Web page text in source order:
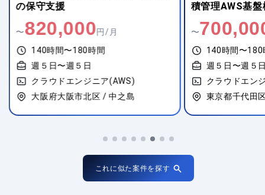
の保守支援
〜820,000円/月
140時間〜180時間
週５日〜週５日
クラウドエンジニア(AWS)
大阪府大阪市北区 / 中之島
積管理AWS基盤
〜
140時間〜180
週５日〜週５
クラウドエン
東京都千代田
これに似た案件を探す